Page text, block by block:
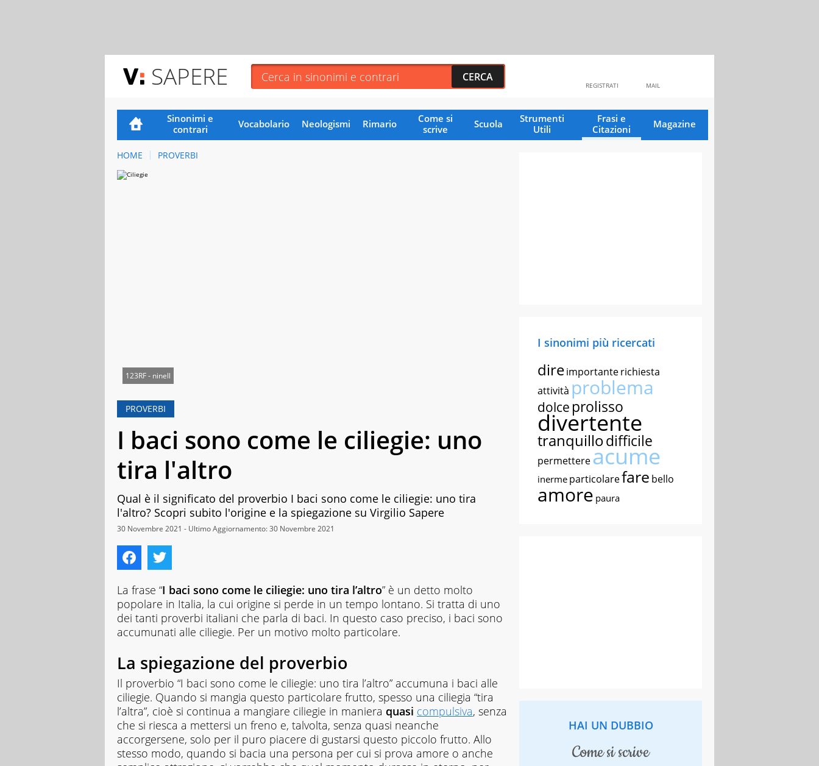
SAPERE MAIL
REGISTRATI
Sinonimi e
contrari
Vocabolario Neologismi Rimario
Come si
scrive
Scuola
Strumenti
Utili
Frasi e
Citazioni
Magazine
HOME PROVERBI
123RF - ninell
PROVERBI
I baci sono come le ciliegie: uno
tira l'altro
Qual è il significato del proverbio I baci sono come le ciliegie: uno tira
l'altro? Scopri subito l'origine e la spiegazione su Virgilio Sapere
30 Novembre 2021 - Ultimo Aggiornamento: 30 Novembre 2021
La frase “I baci sono come le ciliegie: uno tira l’altro” è un detto molto
popolare in Italia, la cui origine si perde in un tempo lontano. Si tratta di uno
dei tanti proverbi italiani che parla di baci. In questo caso preciso, i baci sono
accumunati alle ciliegie. Per un motivo molto particolare.
La spiegazione del proverbio
Il proverbio “I baci sono come le ciliegie: uno tira l’altro” accumuna i baci alle
ciliegie. Quando si mangia questo particolare frutto, spesso una ciliegia “tira
l’altra”, cioè si continua a mangiare ciliegie in maniera quasi compulsiva, senza
che si riesca a mettersi un freno e, talvolta, senza quasi neanche
accorgersene, solo per il puro piacere di gustarsi questo piccolo frutto. Allo
stesso modo, quando si bacia una persona per cui si prova amore o anche
I sinonimi più ricercati
direimportanterichiesta
attività problema
dolce prolisso
divertente
tranquillodifficile
permettereacume
inerme particolarefare bello
amore paura
HAI UN DUBBIO
come si scrive